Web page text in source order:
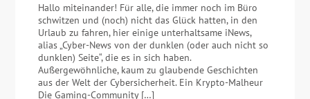
Hallo miteinander! Für alle, die immer noch im Büro
schwitzen und (noch) nicht das Glück hatten, in den
Urlaub zu fahren, hier einige unterhaltsame iNews,
alias „Cyber-News von der dunklen (oder auch nicht so
dunklen) Seite“, die es in sich haben.
Außergewöhnliche, kaum zu glaubende Geschichten
aus der Welt der Cybersicherheit. Ein Krypto-Malheur
Die Gaming-Community […]